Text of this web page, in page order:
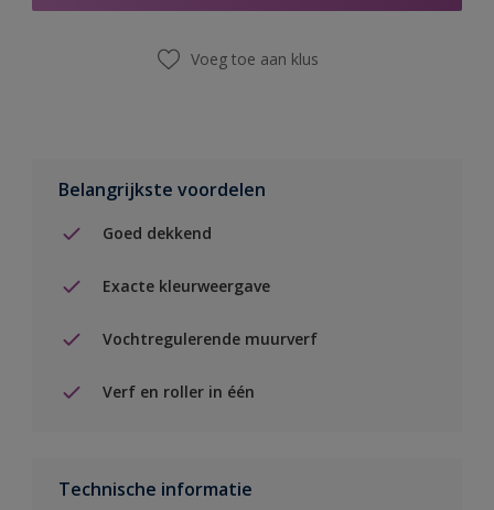
Voeg toe aan klus
Belangrijkste voordelen
Goed dekkend
Exacte kleurweergave
Vochtregulerende muurverf
Verf en roller in één
Technische informatie